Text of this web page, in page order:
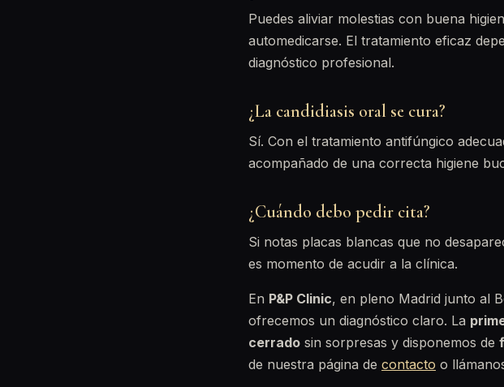
Puedes aliviar molestias con buena
automedicarse. El tratamiento eficaz
diagnóstico profesional.
¿La candidiasis oral se cura?
Sí. Con el tratamiento antifúngico
acompañado de una correcta higiene
¿Cuándo debo pedir cita?
Si notas placas blancas que no
es momento de acudir a la clínica.
En P&P Clinic, en pleno Madrid junto al
ofrecemos un diagnóstico claro. La
cerrado sin sorpresas y disponemos de
de nuestra página de contacto o